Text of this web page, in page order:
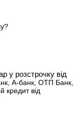
у розстрочку від
А-банк, ОТП Банк,
кредит від